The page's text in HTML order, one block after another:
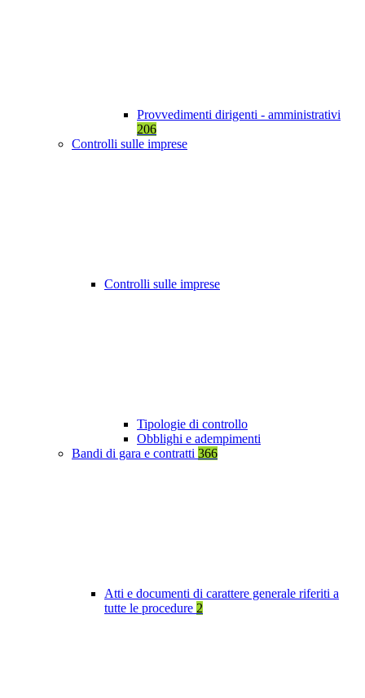
Provvedimenti dirigenti - amministrativi
206
Controlli sulle imprese
Controlli sulle imprese
Tipologie di controllo
Obblighi e adempimenti
Bandi di gara e contratti 366
Atti e documenti di carattere generale riferiti a
tutte le procedure 2